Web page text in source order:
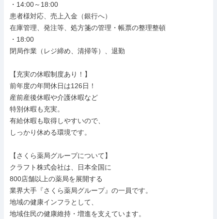
・14:00～18:00
患者様対応、売上入金（銀行へ）
在庫管理、発注等、処方箋の管理・帳票の整理整頓
・18:00
閉局作業（レジ締め、清掃等）、退勤
【充実の休暇制度あり！】
前年度の年間休日は126日！
産前産後休暇や介護休暇など
特別休暇も充実。
有給休暇も取得しやすいので、
しっかり休める環境です。
【さくら薬局グループについて】
クラフト株式会社は、日本全国に
800店舗以上の薬局を展開する
業界大手『さくら薬局グループ』の一員です。
地域の健康インフラとして、
地域住民の健康維持・増進を支えています。